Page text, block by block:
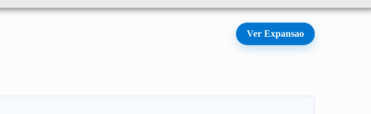
Ver Expansao